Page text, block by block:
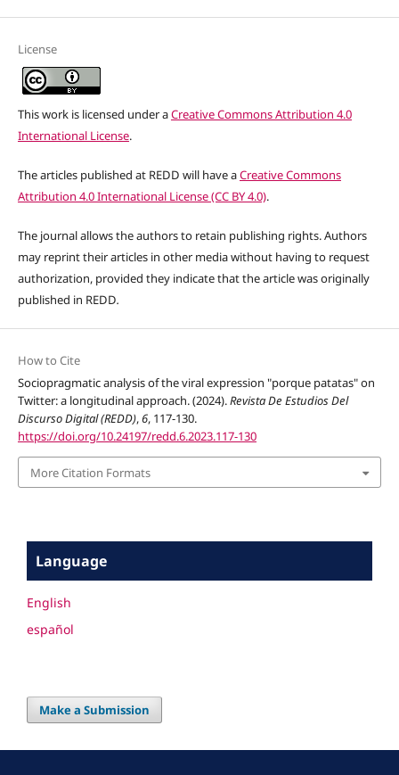
License
This work is licensed under aCreative Commons Attribution 4.0
International License.
The articles published at REDD will have aCreative Commons
Attribution 4.0 International License (CC BY 4.0).
The journal allows the authors to retain publishing rights. Authors
may reprint their articles in other media without having to request
authorization, provided they indicate that the article was originally
published in REDD.
How to Cite
Sociopragmatic analysis of the viral expression "porque patatas" on
Twitter: a longitudinal approach. (2024).Revista De Estudios Del
Discurso Digital (REDD),6, 117-130.
https://doi.org/10.24197/redd.6.2023.117-130
More Citation Formats
Language
English
español
Make a Submission